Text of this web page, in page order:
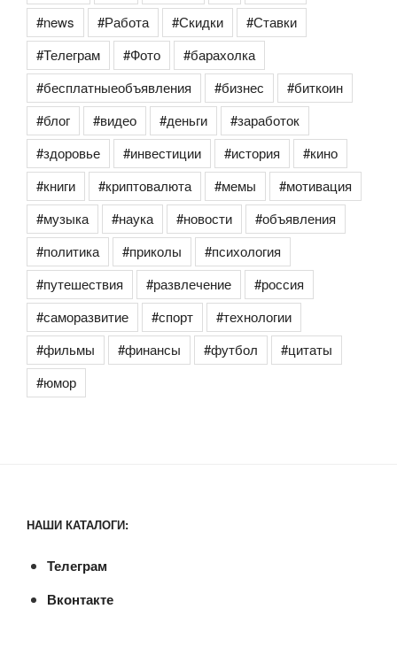
#news
#Работа #Скидки
#Ставки
#Телеграм
#Фото
#барахолка
#бесплатныеобъявления
#бизнес
#биткоин
#блог
#видео #деньги
#заработок
#здоровье
#инвестиции #история
#кино
#книги
#криптовалюта #мемы
#мотивация
#музыка
#наука #новости
#объявления
#политика
#приколы
#психология
#путешествия
#развлечение
#россия
#саморазвитие
#спорт
#технологии
#фильмы
#финансы #футбол
#цитаты
#юмор
НАШИ КАТАЛОГИ:
Телеграм
Вконтакте